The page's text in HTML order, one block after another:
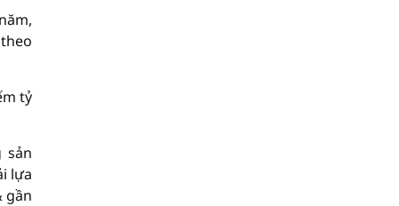
tỷ
sản
lựa
gần